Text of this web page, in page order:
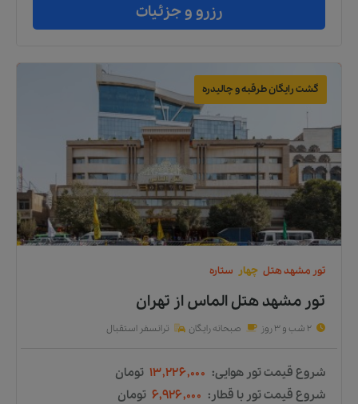
رزرو و جزئیات
گشت رایگان طرقبه و چالیدره
تور مشهدهتل چهار ستاره
تور مشهد هتل الماساز تهران
2 شب و 3 روز صبحانه رایگان ترانسفر استقبال
شروع قیمت تور هوایی: ۱۳,۲۲۶,۰۰۰ تومان
شروع قیمت تور با قطار: ۶,۹۲۶,۰۰۰ تومان